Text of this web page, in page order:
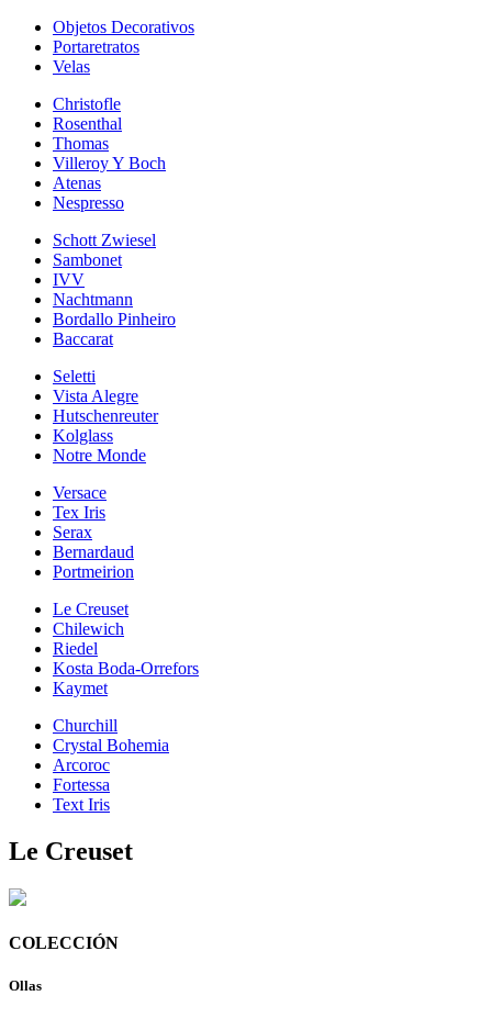
Objetos Decorativos
Portaretratos
Velas
Christofle
Rosenthal
Thomas
Villeroy Y Boch
Atenas
Nespresso
Schott Zwiesel
Sambonet
IVV
Nachtmann
Bordallo Pinheiro
Baccarat
Seletti
Vista Alegre
Hutschenreuter
Kolglass
Notre Monde
Versace
Tex Iris
Serax
Bernardaud
Portmeirion
Le Creuset
Chilewich
Riedel
Kosta Boda-Orrefors
Kaymet
Churchill
Crystal Bohemia
Arcoroc
Fortessa
Text Iris
Le Creuset
COLECCIÓN
Ollas